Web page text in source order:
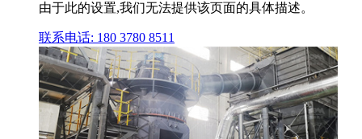
由于此的设置,我们无法提供该页面的具体描述。
联系电话: 180 3780 8511